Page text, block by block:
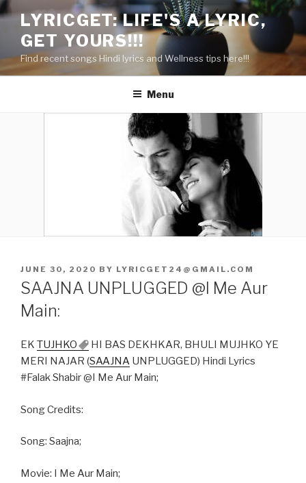
Skip
content
LYRICGET: LIFE'S A LYRIC,
GET YOURS!!!
Find recent songs Hindi lyrics and Wellness tips here!!!
Menu
POSTED
ON
JUNE 30, 2020 BY LYRICGET24@GMAIL.COM
SAAJNA UNPLUGGED @I Me Aur
Main:
EK TUJHKO
HI BAS DEKHKAR, BHULI MUJHKO YE
MERI NAJAR (SAAJNA UNPLUGGED) Hindi Lyrics
#Falak Shabir @I Me Aur Main;
Song Credits:
Song: Saajna;
Movie: I Me Aur Main;